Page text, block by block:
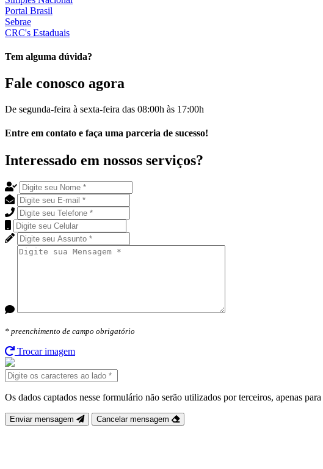
Portal Brasil
Sebrae
CRC's Estaduais
Tem alguma dúvida?
Fale conosco agora
De segunda-feira à sexta-feira das 08:00h às 17:00h
Entre em contato e faça uma parceria de sucesso!
Interessado em nossos serviços?
* preenchimento de campo obrigatório
Trocar imagem
Os dados captados nesse formulário não serão utilizados por terceiros, apenas
Enviar mensagem Cancelar mensagem